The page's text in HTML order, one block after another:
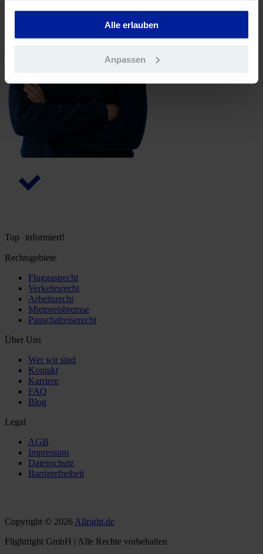
unsererDatenschutzerklärungzu finden.
Alle erlauben
Anpassen
Top informiert!
Rechtsgebiete
Fluggastrecht
Verkehrsrecht
Arbeitsrecht
Mietpreisbremse
Pauschalreiserecht
Über Uns
Wer wir sind
Kontakt
Karriere
FAQ
Blog
Legal
AGB
Impressum
Datenschutz
Barrierefreiheit
Copyright © 2026 Allright.de
Flightright GmbH | Alle Rechte vorbehalten